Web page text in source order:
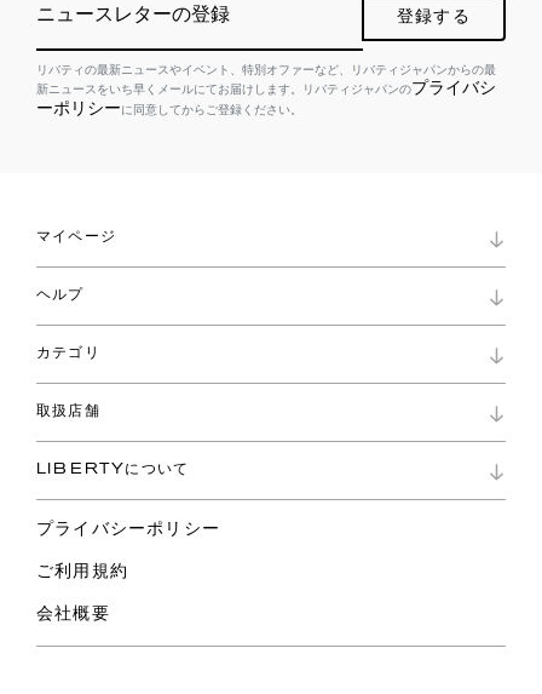
ニュースレターの登録 登録する
リバティの最新ニュースやイベント、特別オファーなど、リバティジャパンからの最
新ニュースをいち早くメールにてお届けします。リバティジャパンのプライバシ
ーポリシーに同意してからご登録ください。
マイページ
ロイヤリティプログラム
パスワード再設定
ショッピングバッグ
ヘルプ
お問い合わせ
よくあるご質問
ご利用ガイド
カテゴリ
コレクション
ファブリックス
バッグ
スカーフ
ウェア
ライフスタイル
スペシャル
取扱店舗
リバティ・ファブリックス
LIBERTYについて
プライバシーポリシー
ご利用規約
会社概要